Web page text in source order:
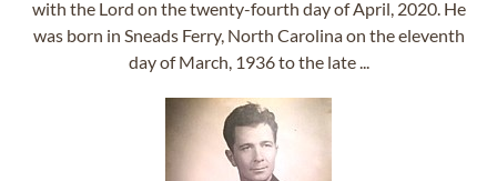
with the Lord on the twenty-fourth day of April, 2020. He
was born in Sneads Ferry, North Carolina on the eleventh
day of March, 1936 to the late ...